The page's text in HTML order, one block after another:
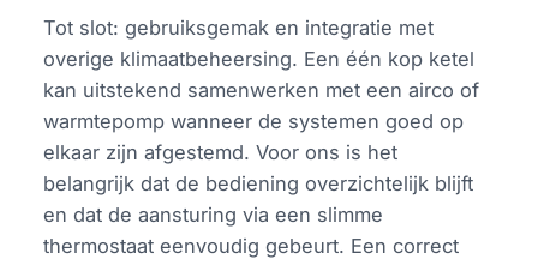
Tot slot: gebruiksgemak en integratie met
overige klimaatbeheersing. Een één kop ketel
kan uitstekend samenwerken met een airco of
warmtepomp wanneer de systemen goed op
elkaar zijn afgestemd. Voor ons is het
belangrijk dat de bediening overzichtelijk blijft
en dat de aansturing via een slimme
thermostaat eenvoudig gebeurt. Een correct